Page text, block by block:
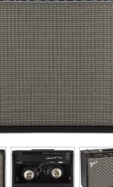
samplers